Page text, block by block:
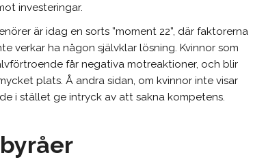
investeringar.
är idag en sorts ”moment 22”, där faktorerna
verkar ha någon självklar lösning. Kvinnor som
får negativa motreaktioner, och blir
plats. Å andra sidan, om kvinnor inte visar
i stället ge intryck av att sakna kompetens.